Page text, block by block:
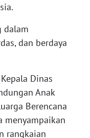
dalam
dan berdaya
Dinas
Anak
Berencana
menyampaikan
rangkaian